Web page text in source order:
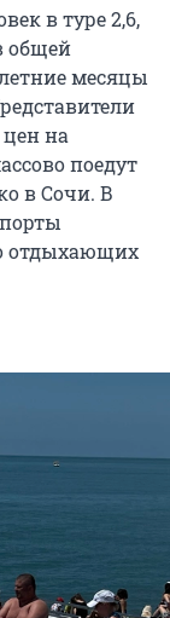
в туре 2,6,
общей
месяцы
на
поедут
в Сочи. В
отдыхающих